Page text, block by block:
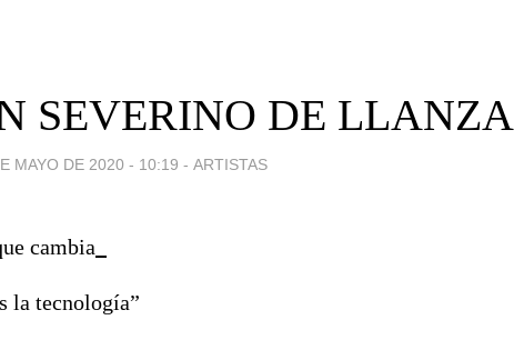
SEVERINO DE LLANZA
MAYO DE 2020 - 10:19 - ARTISTAS
cambia
la tecnología”